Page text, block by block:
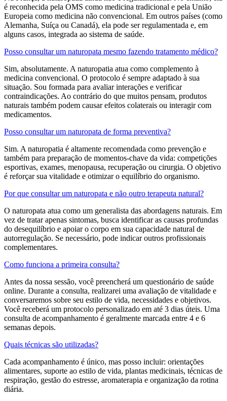
é reconhecida pela OMS como medicina tradicional e pela União
Europeia como medicina não convencional. Em outros países (como
Alemanha, Suíça ou Canadá), ela pode ser regulamentada e, em
alguns casos, integrada ao sistema de saúde.
Posso consultar um naturopata mesmo fazendo tratamento médico?
Sim, absolutamente. A naturopatia atua como complemento à
medicina convencional. O protocolo é sempre adaptado à sua
situação. Sou formada para avaliar interações e verificar
contraindicações. Ao contrário do que muitos pensam, produtos
naturais também podem causar efeitos colaterais ou interagir com
medicamentos.
Posso consultar um naturopata de forma preventiva?
Sim. A naturopatia é altamente recomendada como prevenção e
também para preparação de momentos-chave da vida: competições
esportivas, exames, menopausa, recuperação ou cirurgia. O objetivo
é reforçar sua vitalidade e otimizar o equilíbrio do organismo.
Por que consultar um naturopata e não outro terapeuta natural?
O naturopata atua como um generalista das abordagens naturais. Em
vez de tratar apenas sintomas, busca identificar as causas profundas
do desequilíbrio e apoiar o corpo em sua capacidade natural de
autorregulação. Se necessário, pode indicar outros profissionais
complementares.
Como funciona a primeira consulta?
Antes da nossa sessão, você preencherá um questionário de saúde
online. Durante a consulta, realizarei uma avaliação de vitalidade e
conversaremos sobre seu estilo de vida, necessidades e objetivos.
Você receberá um protocolo personalizado em até 3 dias úteis. Uma
consulta de acompanhamento é geralmente marcada entre 4 e 6
semanas depois.
Quais técnicas são utilizadas?
Cada acompanhamento é único, mas posso incluir: orientações
alimentares, suporte ao estilo de vida, plantas medicinais, técnicas de
respiração, gestão do estresse, aromaterapia e organização da rotina
diária.